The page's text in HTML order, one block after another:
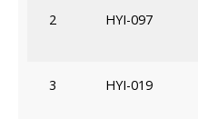
2 HYI-097
3 HYI-019